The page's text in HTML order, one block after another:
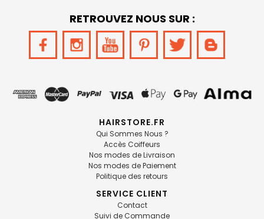
RETROUVEZ NOUS SUR :
HAIRSTORE.FR
Qui Sommes Nous ?
Accès Coiffeurs
Nos modes de Livraison
Nos modes de Paiement
Politique des retours
SERVICE CLIENT
Contact
Suivi de Commande